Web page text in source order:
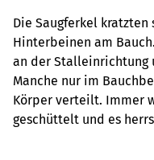
Die Saugferkel
Hinterbeinen am
an der Stalleinrichtung
Manche nur im
Körper verteilt. Immer
geschüttelt und es